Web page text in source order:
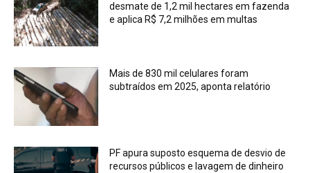
desmate de 1,2 mil hectares em fazenda
e aplica R$ 7,2 milhões em multas
Mais de 830 mil celulares foram
subtraídos em 2025, aponta relatório
PF apura suposto esquema de desvio de
recursos públicos e lavagem de dinheiro